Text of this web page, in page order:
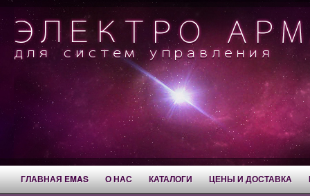
ГЛАВНАЯ EMAS О НАС КАТАЛОГИ ЦЕНЫ И ДОСТАВКА